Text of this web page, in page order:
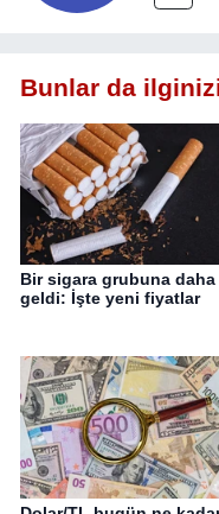
Bunlar da
Bir sigara grubuna daha
geldi: İşte yeni fiyatlar